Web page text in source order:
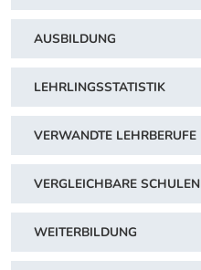
AUSBILDUNG
LEHRLINGSSTATISTIK
VERWANDTE LEHRBERUFE
VERGLEICHBARE SCHULEN
WEITERBILDUNG